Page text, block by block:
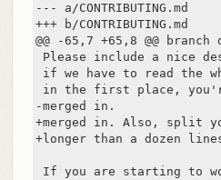
--- a/CONTRIBUTING.md
+++ b/CONTRIBUTING.md
@@ -65,7 +65,8 @@
Please include a nice
if we have to read the
in the first place,
-merged in.
+merged in. Also, split
+longer than a dozen
If you are starting to